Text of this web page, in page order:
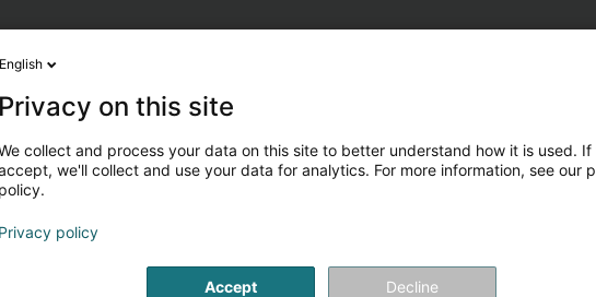
English
Privacy on this site
collect and process your data on this site to better understand how it is used. If
we'll collect and use your data for analytics. For more information, see our
policy.
Privacy policy
Accept Decline